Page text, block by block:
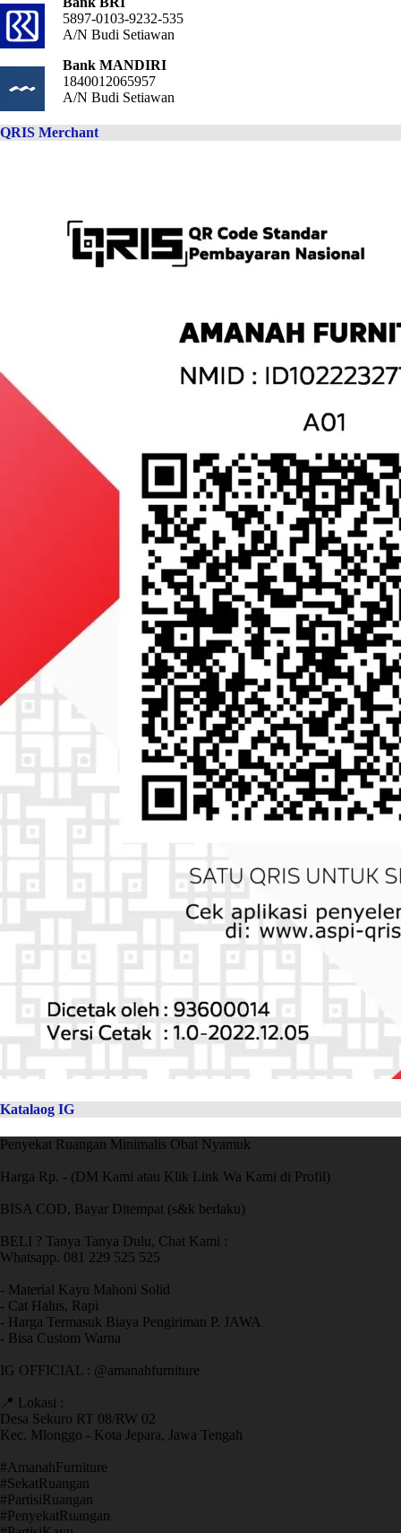
5897-0103-9232-535
A/N Budi Setiawan
Bank MANDIRI
1840012065957
A/N Budi Setiawan
QRIS Merchant
Katalaog IG
Penyekat Ruangan Minimalis Obat Nyamuk
Harga Rp. - (DM Kami atau Klik Link Wa Kami di Profil)
BISA COD, Bayar Ditempat (s&k berlaku)
BELI ? Tanya Tanya Dulu, Chat Kami :
Whatsapp. 081 229 525 525
- Material Kayu Mahoni Solid
- Cat Halus, Rapi
- Harga Termasuk Biaya Pengiriman P. JAWA
- Bisa Custom Warna
IG OFFICIAL : @amanahfurniture
📍 Lokasi :
Desa Sekuro RT 08/RW 02
Kec. Mlonggo - Kota Jepara, Jawa Tengah
​#AmanahFurniture
​#SekatRuangan
​#PartisiRuangan
​#PenyekatRuangan